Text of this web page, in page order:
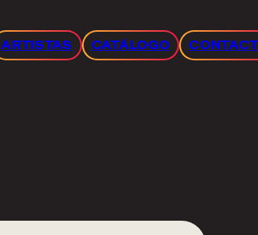
ARTISTAS CATÁLOGO